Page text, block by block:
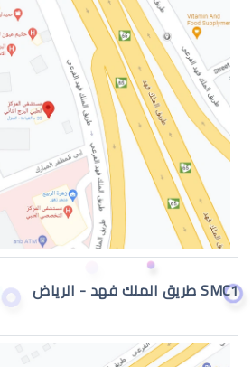
طبيب عيون اطفال في
دكتور عيون
SMC1 طريق الملك فهد - الرياض